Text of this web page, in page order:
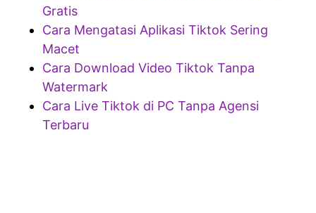
Gratis
Cara Mengatasi Aplikasi Tiktok Sering
Macet
Cara Download Video Tiktok Tanpa
Watermark
Cara Live Tiktok di PC Tanpa Agensi
Terbaru